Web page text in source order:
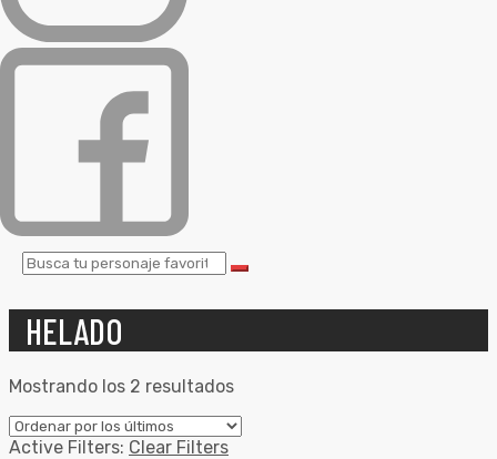
HELADO
Mostrando los 2 resultados
Active Filters: Clear Filters